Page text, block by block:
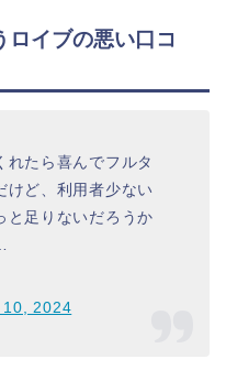
イブの悪い口コ
れたら喜んでフルタ
けど、利用者少ない
と足りないだろうか
10, 2024